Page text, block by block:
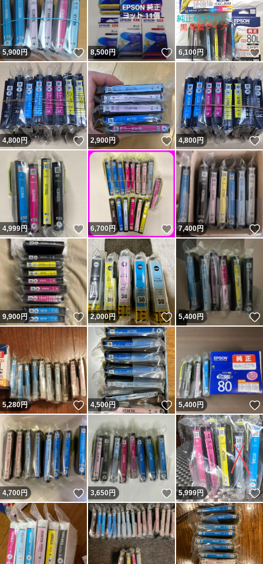
5,900円 いいね！
8,500円 いいね！
6,100円
4,800円 いいね！
2,900円 いいね！
4,800円
4,999円 いいね！
6,700円 いいね！
7,400円
9,900円 いいね！
2,000円 いいね！
5,400円
5,280円 いいね！
4,500円 いいね！
5,400円
4,700円 いいね！
3,650円 いいね！
5,999円